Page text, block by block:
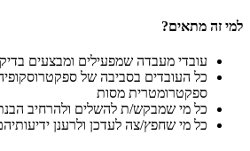
למי זה מתאים?
עובדי מעבדה שמפעילים ומבצעים
כל העובדים בסביבה של
ספקטרומטרית מסות
כל מי שמבקש/ת להשלים ולהרחיב
כל מי שחפץ/צה לעדכן ולרענן